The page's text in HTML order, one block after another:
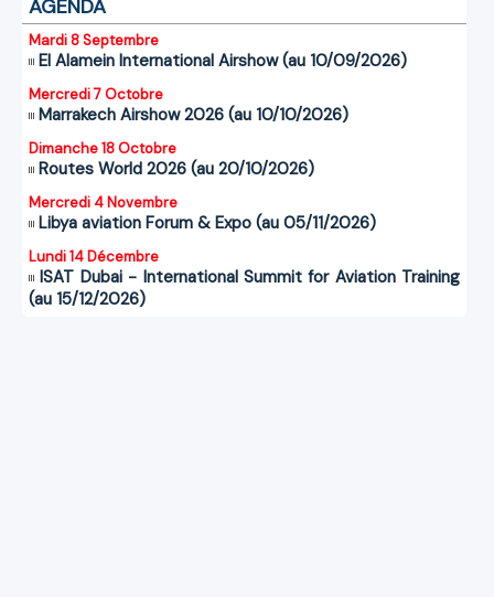
AGENDA
Mardi 8 Septembre
El Alamein International Airshow (au 10/09/2026)
Mercredi 7 Octobre
Marrakech Airshow 2026 (au 10/10/2026)
Dimanche 18 Octobre
Routes World 2026 (au 20/10/2026)
Mercredi 4 Novembre
Libya aviation Forum & Expo (au 05/11/2026)
Lundi 14 Décembre
ISAT Dubai - International Summit for Aviation Training
(au 15/12/2026)